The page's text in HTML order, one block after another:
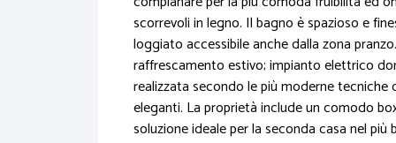
scorrevoli in legno. Il bagno è spazioso e
loggiato accessibile anche dalla zona
raffrescamento estivo; impianto elettrico
realizzata secondo le più moderne
eleganti. La proprietà include un comodo
soluzione ideale per la seconda casa nel più